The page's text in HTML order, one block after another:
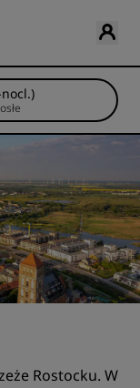
dorosłe
Rostocku. W